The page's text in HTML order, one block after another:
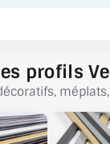
profils